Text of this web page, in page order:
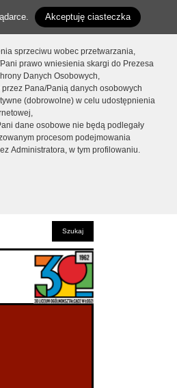
Akceptuję ciasteczka
sprzeciwu wobec przetwarzania,
prawo wniesienia skargi do Prezesa
Danych Osobowych,
Pana/Panią danych osobowych
(dobrowolne) w celu udostępnienia
dane osobowe nie będą podlegały
procesom podejmowania
Administratora, w tym profilowaniu.